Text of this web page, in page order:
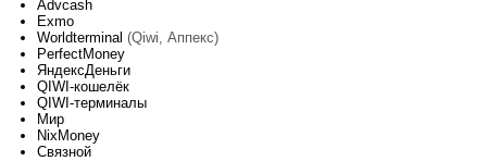
Advcash
Exmo
Worldterminal (Qiwi, Аппекс)
PerfectMoney
ЯндексДеньги
QIWI-кошелёк
QIWI-терминалы
Мир
NixMoney
Связной